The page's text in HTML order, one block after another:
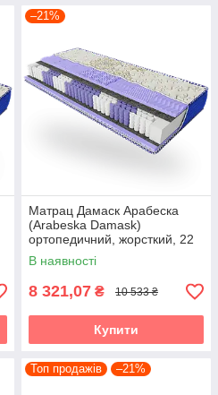
–21%
Матрац Дамаск Арабеска
(Arabeska Damask)
ортопедичний, жорсткий, 22
см 90х190
В наявності
8 321,07 ₴ 10 533 ₴
Купити
Топ продажів –21%